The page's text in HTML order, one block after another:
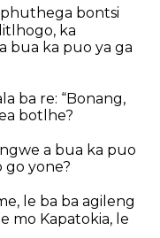
bontsi
ka
bua ka puo ya ga
ba re: “Bonang,
botlhe?
a bua ka puo
go yone?
le ba ba agileng
mo Kapatokia, le